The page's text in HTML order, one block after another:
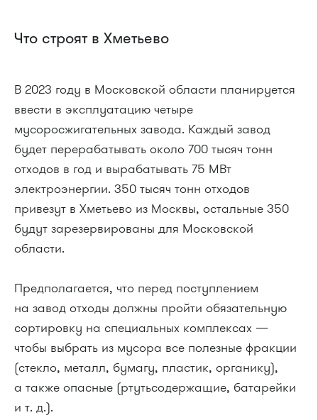
Что строят в Хметьево
В 2023 году в Московской области планируется
ввести в эксплуатацию четыре
мусоросжигательных завода. Каждый завод
будет перерабатывать около 700 тысяч тонн
отходов в год и вырабатывать 75 МВт
электроэнергии. 350 тысяч тонн отходов
привезут в Хметьево из Москвы, остальные 350
будут зарезервированы для Московской
области.
Предполагается, что перед поступлением
на завод отходы должны пройти обязательную
сортировку на специальных комплексах —
чтобы выбрать из мусора все полезные фракции
(стекло, металл, бумагу, пластик, органику),
а также опасные (ртутьсодержащие, батарейки
и т. д.).